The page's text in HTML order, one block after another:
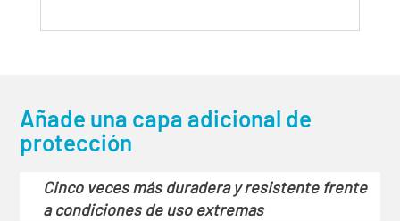
Añade una capa adicional de
protección
Cinco veces más duradera y resistente frente
a condiciones de uso extremas